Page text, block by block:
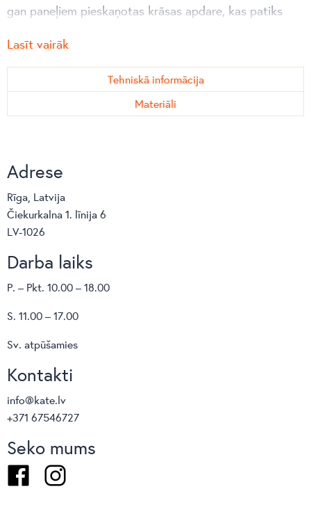
gan paneļiem pieskaņotas krāsas apdare, kas patiks
Lasīt vairāk
Tehniskā informācija
Materiāli
Adrese
Rīga, Latvija
Čiekurkalna 1. līnija 6
LV-1026
Darba laiks
P. – Pkt. 10.00 – 18.00
S. 11.00 – 17.00
Sv. atpūšamies
Kontakti
info@kate.lv
+371 67546727
Seko mums
FacebookInstagram